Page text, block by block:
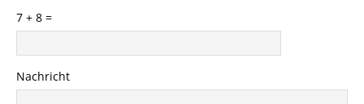
7 + 8 =
Please
ignore
Please
ignore
Nachricht